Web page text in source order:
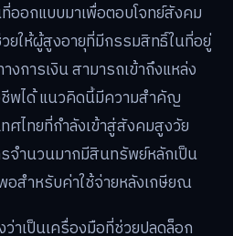
ออกแบบมาเพื่อตอบโจทย์สังคม
วยให้ผู้สูงอายุที่มีกรรมสิทธิ์ในที่อยู่
การเงิน สามารถเข้าถึงแหล่ง
ชีพได้ แนวคิดนี้มีความสำคัญ
ศไทยที่กำลังเข้าสู่สังคมสูงวัย
จำนวนมากมีสินทรัพย์หลักเป็น
อสำหรับค่าใช้จ่ายหลังเกษียณ
าเป็นเครื่องมือที่ช่วยปลดล็อก